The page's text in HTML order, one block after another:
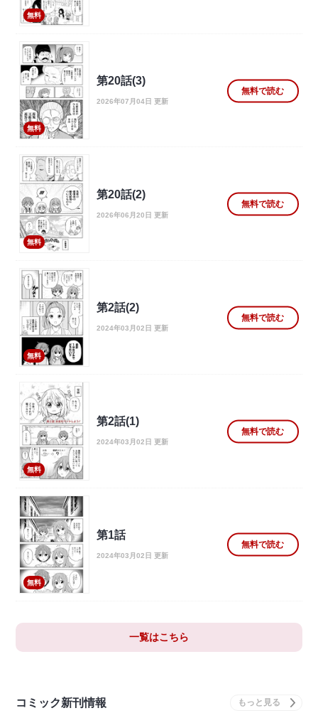
無料
無料
第20話(3)
2026年07月04日 更新
無料で読む
無料
第20話(2)
2026年06月20日 更新
無料で読む
無料
第2話(2)
2024年03月02日 更新
無料で読む
無料
第2話(1)
2024年03月02日 更新
無料で読む
無料
第1話
2024年03月02日 更新
無料で読む
一覧はこちら
コミック新刊情報